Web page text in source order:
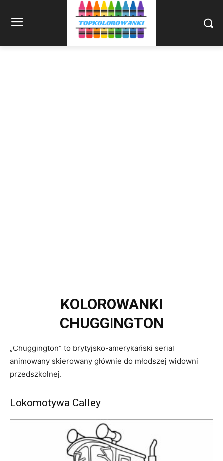
KOLOROWANKI
CHUGGINGTON
„Chuggington” to brytyjsko-amerykański serial
animowany skierowany głównie do młodszej widowni
przedszkolnej.
Lokomotywa Calley